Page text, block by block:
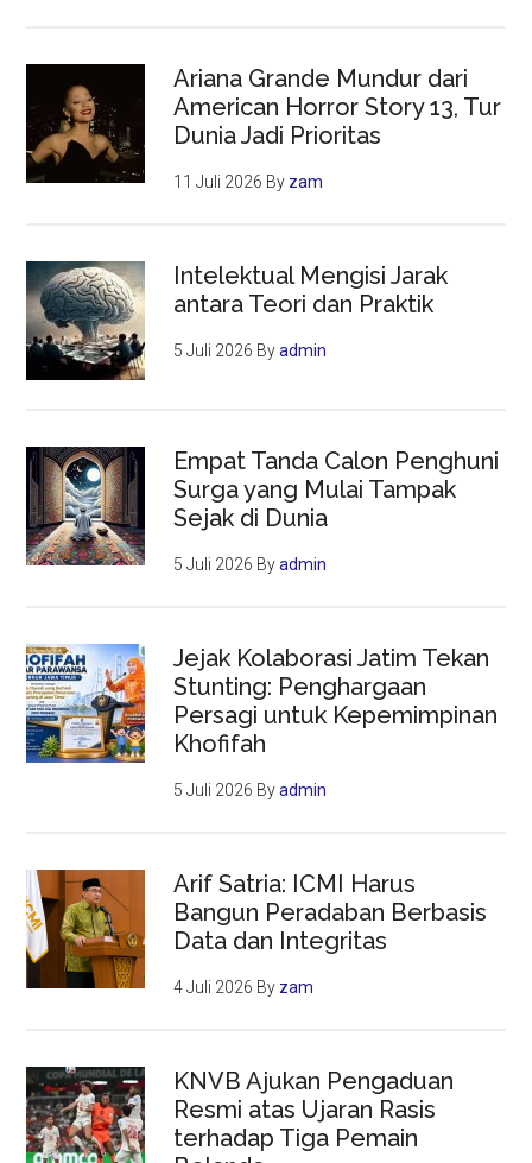
Ariana Grande Mundur dari
American Horror Story 13, Tur
Dunia Jadi Prioritas
11 Juli 2026 By zam
Intelektual Mengisi Jarak
antara Teori dan Praktik
5 Juli 2026 Byadmin
Empat Tanda Calon Penghuni
Surga yang Mulai Tampak
Sejak di Dunia
5 Juli 2026 Byadmin
Jejak Kolaborasi Jatim Tekan
Stunting: Penghargaan
Persagi untuk Kepemimpinan
Khofifah
5 Juli 2026 Byadmin
Arif Satria: ICMI Harus
Bangun Peradaban Berbasis
Data dan Integritas
4 Juli 2026 By zam
KNVB Ajukan Pengaduan
Resmi atas Ujaran Rasis
terhadap Tiga Pemain